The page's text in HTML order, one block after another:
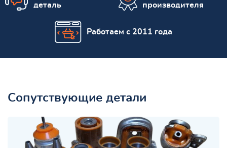
деталь
производителя
Работаем с 2011 года
Сопутствующие детали